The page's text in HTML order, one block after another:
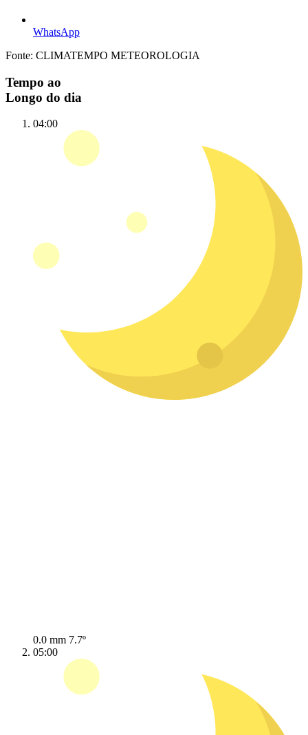
WhatsApp
Fonte: CLIMATEMPO METEOROLOGIA
Tempo ao
Longo do dia
04:00
0.0 mm 7.7º
05:00